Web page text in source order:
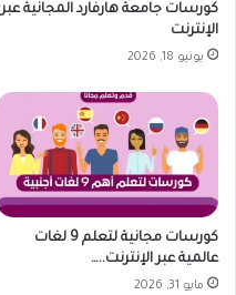
كورسات جامعة هارفارد المجانية عبر
الإنترنت
يونيو 18, 2026
كورسات مجانية لتعلم 9 لغات
عالمية عبر الإنترنت..…
مايو 31, 2026